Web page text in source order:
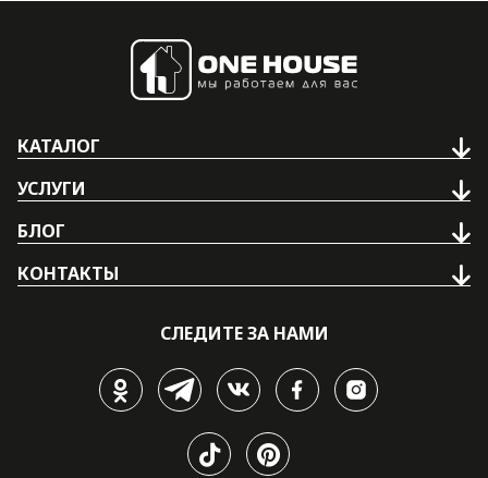
КАТАЛОГ
УСЛУГИ
БЛОГ
КОНТАКТЫ
СЛЕДИТЕ ЗА НАМИ